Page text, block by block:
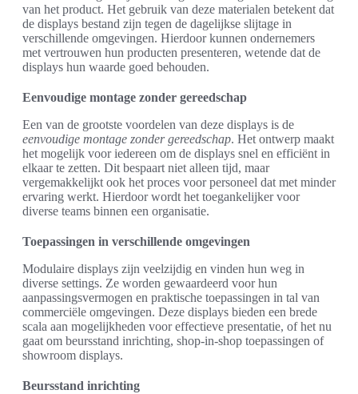
van het product. Het gebruik van deze materialen betekent dat
de displays bestand zijn tegen de dagelijkse slijtage in
verschillende omgevingen. Hierdoor kunnen ondernemers
met vertrouwen hun producten presenteren, wetende dat de
displays hun waarde goed behouden.
Eenvoudige montage zonder gereedschap
Een van de grootste voordelen van deze displays is de
eenvoudige montage zonder gereedschap. Het ontwerp maakt
het mogelijk voor iedereen om de displays snel en efficiënt in
elkaar te zetten. Dit bespaart niet alleen tijd, maar
vergemakkelijkt ook het proces voor personeel dat met minder
ervaring werkt. Hierdoor wordt het toegankelijker voor
diverse teams binnen een organisatie.
Toepassingen in verschillende omgevingen
Modulaire displays zijn veelzijdig en vinden hun weg in
diverse settings. Ze worden gewaardeerd voor hun
aanpassingsvermogen en praktische toepassingen in tal van
commerciële omgevingen. Deze displays bieden een brede
scala aan mogelijkheden voor effectieve presentatie, of het nu
gaat om beursstand inrichting, shop-in-shop toepassingen of
showroom displays.
Beursstand inrichting